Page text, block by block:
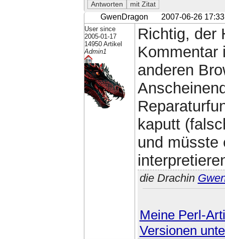
GwenDragon 2007-06-26 17:33
User since
2005-01-17
14950 Artikel
Admin1
Richtig, der
Kommentar
anderen
kaputt
und müsste
die Drachin
Meine Perl-
Versionen